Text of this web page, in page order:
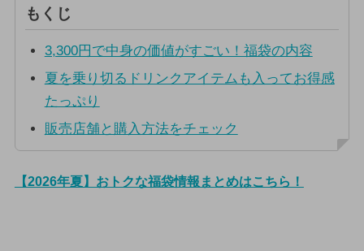
もくじ
3,300円で中身の価値がすごい！福袋の内容
夏を乗り切るドリンクアイテムも入ってお得感
たっぷり
販売店舗と購入方法をチェック
【2026年夏】おトクな福袋情報まとめはこちら！